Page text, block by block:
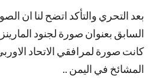
بعد التحري والتأكد اتضح لنا ان
السابق بعنوان صورة لجنود
كانت صورة لمرافقي الاتحاد
المشائخ في اليمن ..